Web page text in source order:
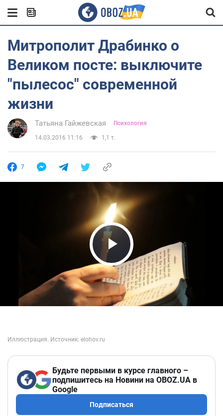
Митрополит Драбинко о
Великом посте: выключите
"пылесос" современной
жизни
Татьяна Гайжевская Психология
14.03.2016 11:16 1,1 т.
7
Play Video
Будьте первыми в курсе главного –
подпишитесь на Новини на OBOZ.UA в
Google
Подписаться